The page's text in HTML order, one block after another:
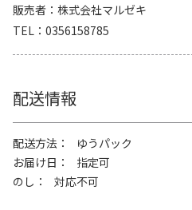
販売者
株式会社マルゼキ
TEL
0356158785
配送情報
配送方法
ゆうパック
お届け日
指定可
のし
対応不可